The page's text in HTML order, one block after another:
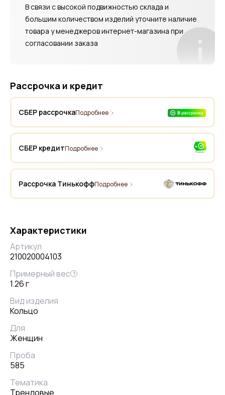
В связи с высокой подвижностью склада и
большим количеством изделий уточните наличие
товара у менеджеров интернет-магазина при
согласовании заказа
Рассрочка и кредит
СБЕР рассрочкаПодробнее
СБЕР кредитПодробнее
Рассрочка ТинькоффПодробнее
Характеристики
Артикул
210020004103
Примерный вес ?
1.26 г
Вид изделия
Кольцо
Для
Женщин
Проба
585
Тематика
Трендовые